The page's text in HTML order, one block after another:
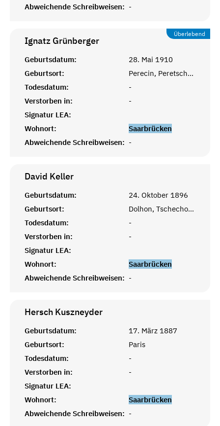
Abweichende Schreibweisen: -
Überlebend
Ignatz Grünberger
Geburtsdatum:
28. Mai 1910
Geburtsort:
Perecin, Peretschyn, Ukraine
Todesdatum:
-
Verstorben in:
-
Signatur LEA:
Wohnort:
Saarbrücken
Abweichende Schreibweisen: -
David Keller
Geburtsdatum:
24. Oktober 1896
Geburtsort:
Dolhon, Tschecho-Slowakei
Todesdatum:
-
Verstorben in:
-
Signatur LEA:
Wohnort:
Saarbrücken
Abweichende Schreibweisen: -
Hersch Kuszneyder
Geburtsdatum:
17. März 1887
Geburtsort:
Paris
Todesdatum:
-
Verstorben in:
-
Signatur LEA:
Wohnort:
Saarbrücken
Abweichende Schreibweisen: -